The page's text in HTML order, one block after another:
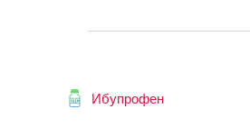
Ибупрофен